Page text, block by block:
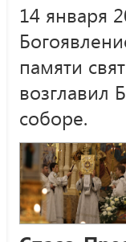
14 января
памяти
возглавил
соборе.